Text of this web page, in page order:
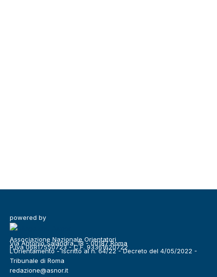
powered by
Associazione Nazionale Orientatori
Via Antonio Salandra, 18 - 00187 Roma
P.Iva 06817550723 - C.F. 93361620722
L’Orientamento - Iscritto al n. 64/22 - Decreto del 4/05/2022 -
Tribunale di Roma
redazione@asnor.it